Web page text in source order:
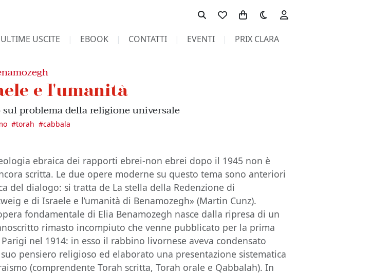
Toggle theme
ULTIME USCITE EBOOK CONTATTI EVENTI PRIX CLARA
e l'umanità
problema della religione universale
#torah #cabbala
ebraica dei rapporti ebrei-non ebrei dopo il 1945 non è
scritta. Le due opere moderne su questo tema sono anteriori
del dialogo: si tratta de La stella della Redenzione di
e di Israele e l’umanità di Benamozegh» (Martin Cunz).
fondamentale di Elia Benamozegh nasce dalla ripresa di un
rimasto incompiuto che venne pubblicato per la prima
nel 1914: in esso il rabbino livornese aveva condensato
pensiero religioso ed elaborato una presentazione sistematica
(comprendente Torah scritta, Torah orale e Qabbalah). In